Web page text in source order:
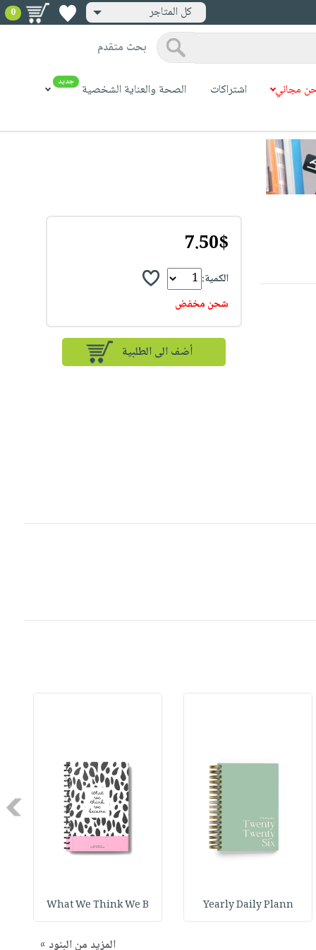
كل المتاجر 0
بحث متقدم
مجاني اشتراكات الصحة والعناية الشخصية جديد
7.50$
الكمية:
شحن مخفض
أضف الى الطلبية
Yearly Daily Plann
What We Think We B
المزيد من البنود »